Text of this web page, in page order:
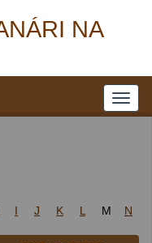
NA
I J K L M N